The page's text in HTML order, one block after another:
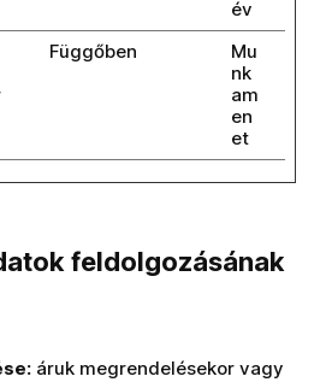
év
Függőben
Mu
nk
am
en
et
feldolgozásának
áruk megrendelésekor vagy